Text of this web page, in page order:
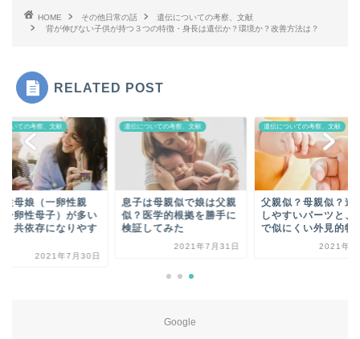
HOME その他日常の話
遺伝についての考察、文献
背が伸びない子供が持つ３つの特徴・身長は遺伝か？環境か？改善方法は？
RELATED POST
ついての考察、文献
性母娘（一卵性親
一卵性母子）が多い
。共依存になりやす
2021年7月30日
遺伝についての考察、文献
息子は母親似で娘は父親
似？医学的根拠を勝手に
検証してみた
2021年7月31日
遺伝についての考察、文献
父親似？母親似？遺
しやすいパーツと、
で似にくい外見的特
2021年8
Google